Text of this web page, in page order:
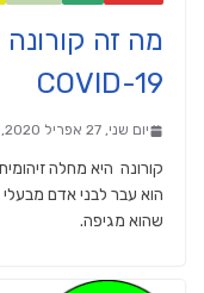
COVID-19
יום שני, 27 אפריל 2020, 11:34
שהוא מגיפה.